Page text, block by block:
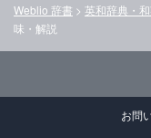
Weblio 辞書 > 英和辞典・
味・解説
お問